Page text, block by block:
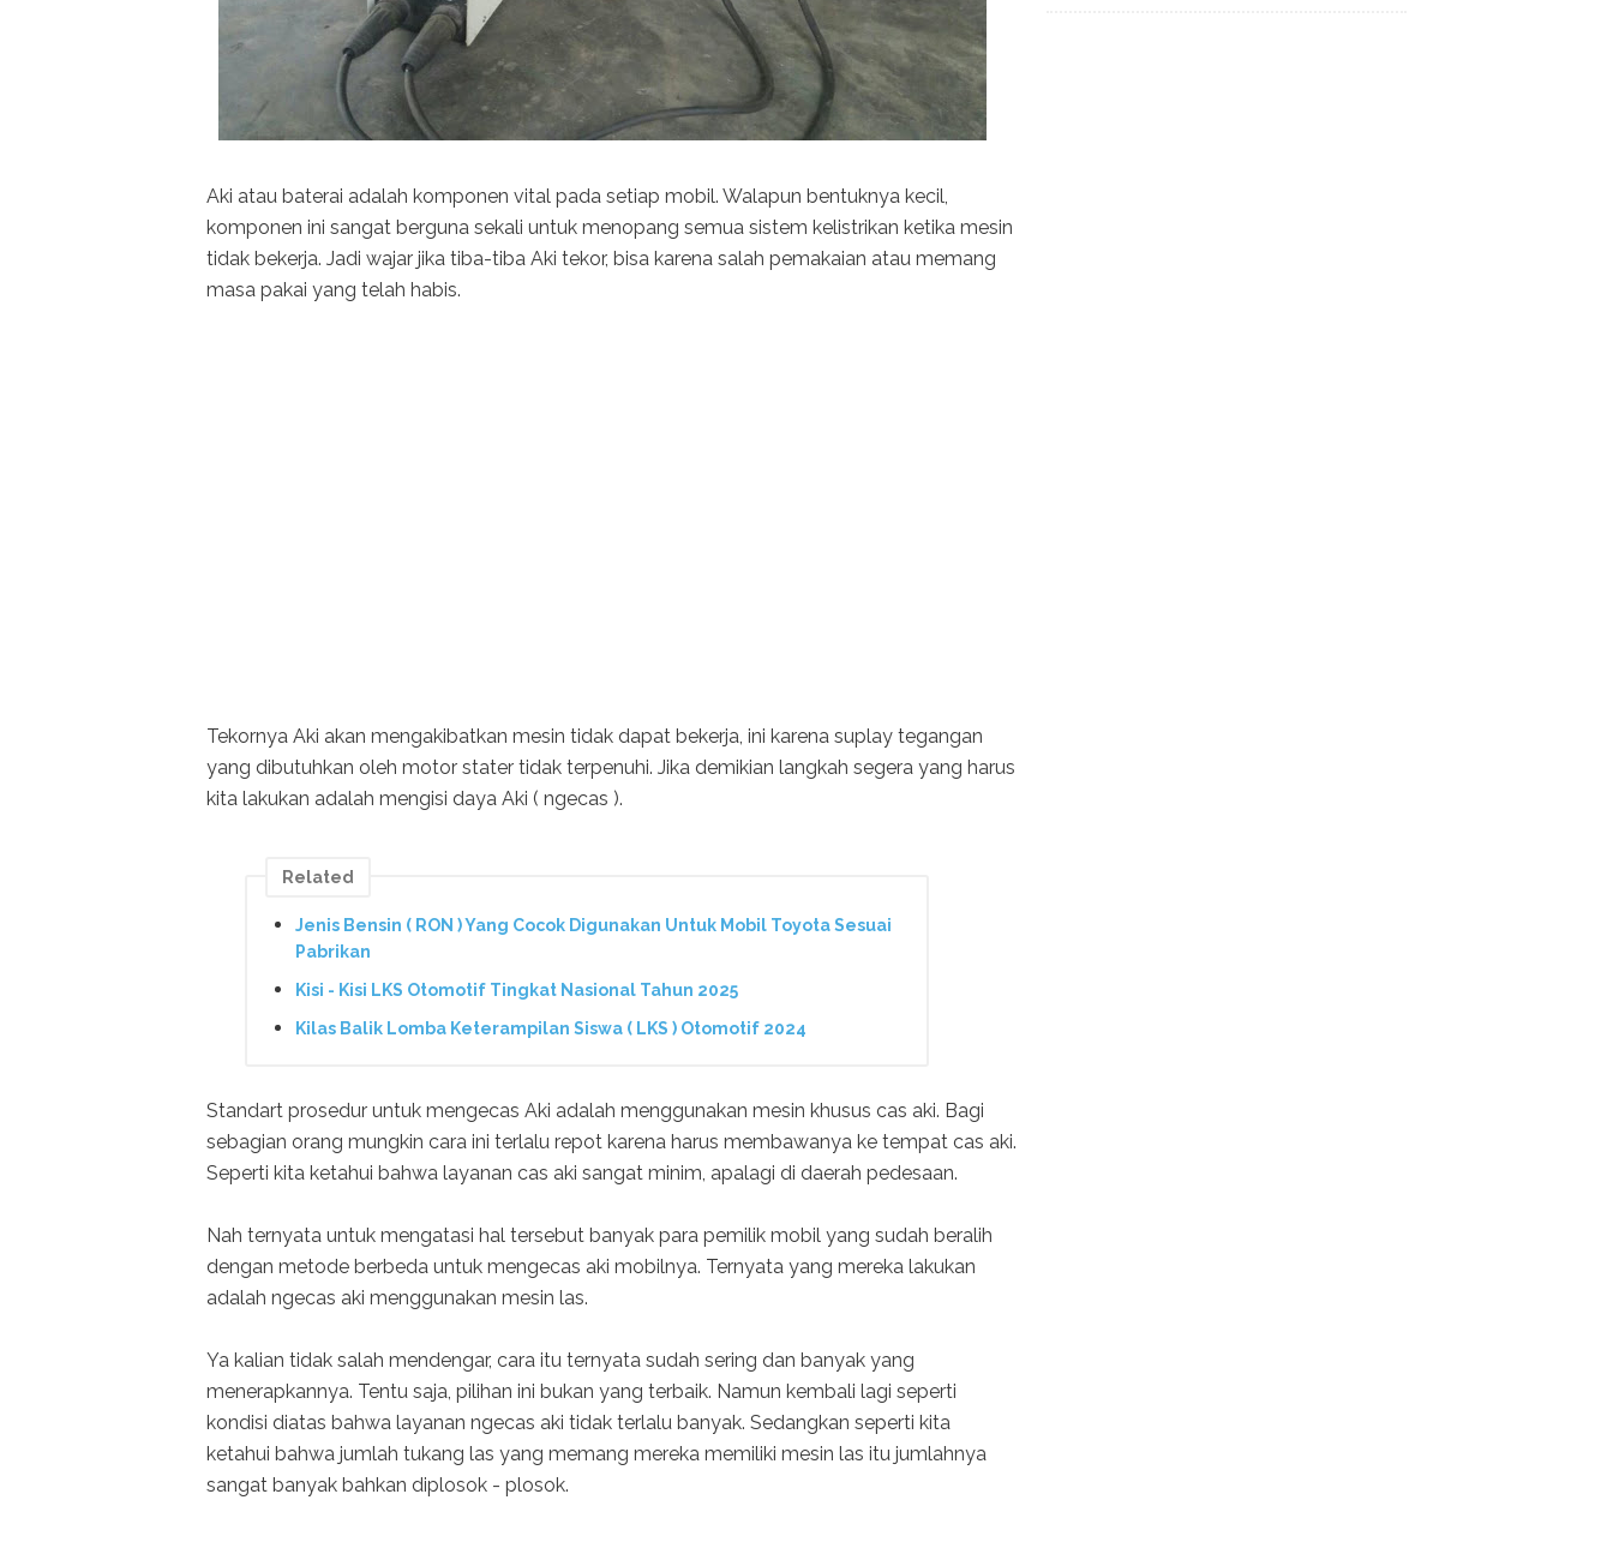
Aki atau baterai adalah komponen vital pada setiap mobil. Walapun bentuknya kecil,
komponen ini sangat berguna sekali untuk menopang semua sistem kelistrikan ketika mesin
tidak bekerja. Jadi wajar jika tiba-tiba Aki tekor, bisa karena salah pemakaian atau memang
masa pakai yang telah habis.
Tekornya Aki akan mengakibatkan mesin tidak dapat bekerja, ini karena suplay tegangan
yang dibutuhkan oleh motor stater tidak terpenuhi. Jika demikian langkah segera yang harus
kita lakukan adalah mengisi daya Aki ( ngecas ).
Related
Jenis Bensin ( RON ) Yang Cocok Digunakan Untuk Mobil Toyota Sesuai
Pabrikan
Kisi - Kisi LKS Otomotif Tingkat Nasional Tahun 2025
Kilas Balik Lomba Keterampilan Siswa ( LKS ) Otomotif 2024
Standart prosedur untuk mengecas Aki adalah menggunakan mesin khusus cas aki. Bagi
sebagian orang mungkin cara ini terlalu repot karena harus membawanya ke tempat cas aki.
Seperti kita ketahui bahwa layanan cas aki sangat minim, apalagi di daerah pedesaan.
Nah ternyata untuk mengatasi hal tersebut banyak para pemilik mobil yang sudah beralih
dengan metode berbeda untuk mengecas aki mobilnya. Ternyata yang mereka lakukan
adalah ngecas aki menggunakan mesin las.
Ya kalian tidak salah mendengar, cara itu ternyata sudah sering dan banyak yang
menerapkannya. Tentu saja, pilihan ini bukan yang terbaik. Namun kembali lagi seperti
kondisi diatas bahwa layanan ngecas aki tidak terlalu banyak. Sedangkan seperti kita
ketahui bahwa jumlah tukang las yang memang mereka memiliki mesin las itu jumlahnya
sangat banyak bahkan diplosok - plosok.